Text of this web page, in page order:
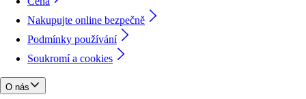
Nakupujte online bezpečně
Podmínky používání
Soukromí a cookies
O nás